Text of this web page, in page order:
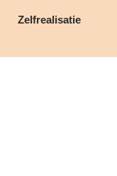
Zelfrealisatie